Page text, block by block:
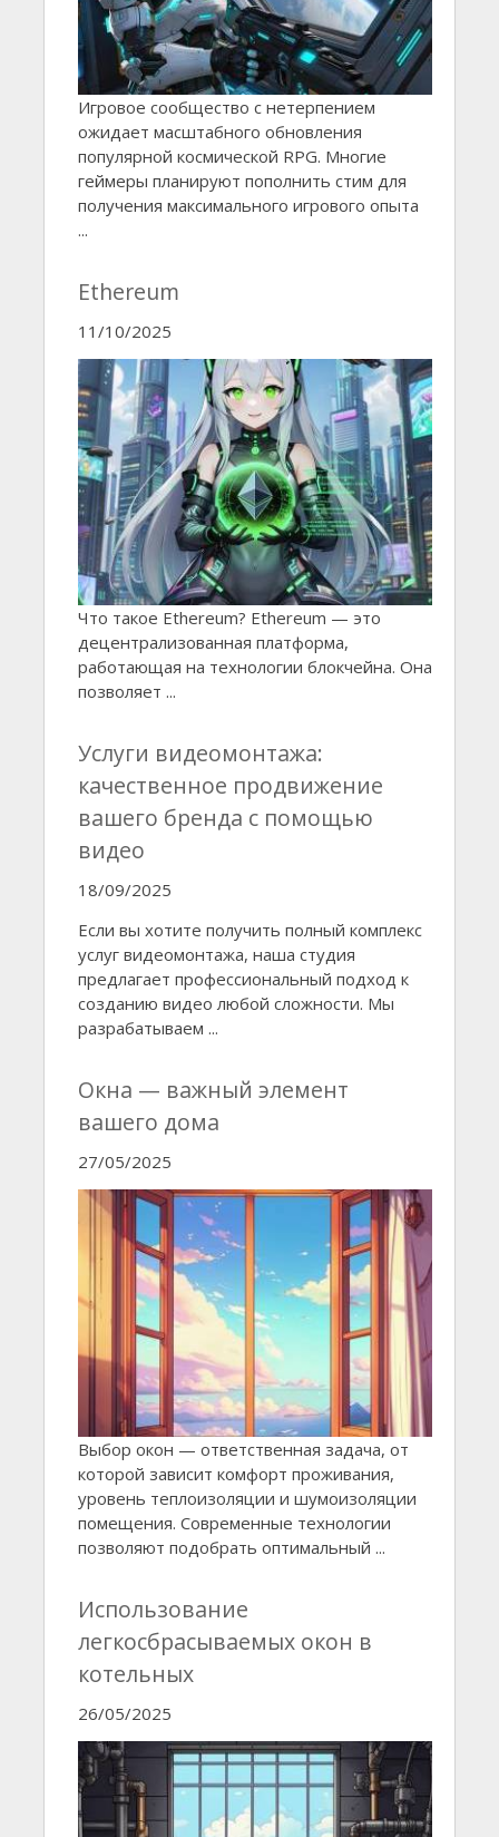
Игровое сообщество с нетерпением
ожидает масштабного обновления
популярной космической RPG. Многие
геймеры планируют пополнить стим для
получения максимального игрового опыта
...
Ethereum
11/10/2025
Что такое Ethereum? Ethereum — это
децентрализованная платформа,
работающая на технологии блокчейна. Она
позволяет ...
Услуги видеомонтажа:
качественное продвижение
вашего бренда с помощью
видео
18/09/2025
Если вы хотите получить полный комплекс
услуг видеомонтажа, наша студия
предлагает профессиональный подход к
созданию видео любой сложности. Мы
разрабатываем ...
Окна — важный элемент
вашего дома
27/05/2025
Выбор окон — ответственная задача, от
которой зависит комфорт проживания,
уровень теплоизоляции и шумоизоляции
помещения. Современные технологии
позволяют подобрать оптимальный ...
Использование
легкосбрасываемых окон в
котельных
26/05/2025